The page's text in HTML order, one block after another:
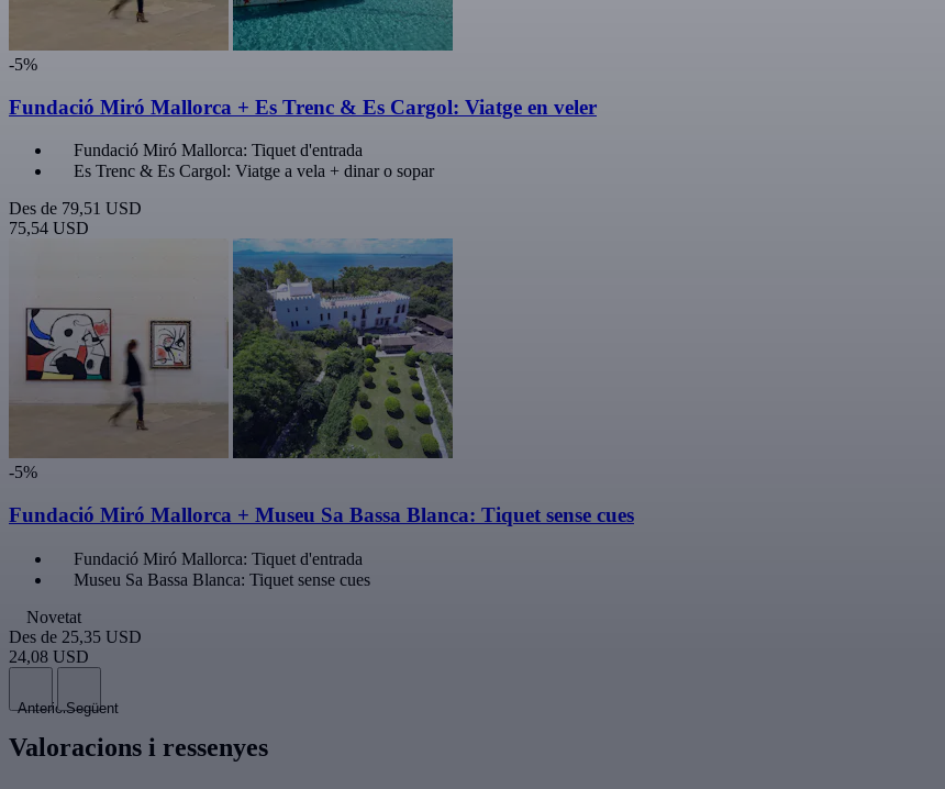
-5%
Fundació Miró Mallorca + Es Trenc & Es Cargol: Viatge en veler
Fundació Miró Mallorca: Tiquet d'entrada
Es Trenc & Es Cargol: Viatge a vela + dinar o sopar
Des de 79,51 USD
75,54 USD
-5%
Fundació Miró Mallorca + Museu Sa Bassa Blanca: Tiquet sense cues
Fundació Miró Mallorca: Tiquet d'entrada
Museu Sa Bassa Blanca: Tiquet sense cues
Novetat
Des de 25,35 USD
24,08 USD
AnteriorSegüent
Valoracions i ressenyes